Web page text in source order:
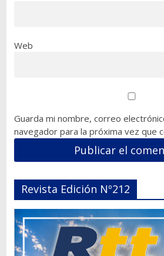
Web
Guarda mi nombre, correo
navegador para la próxima vez que
Revista Edición Nº212